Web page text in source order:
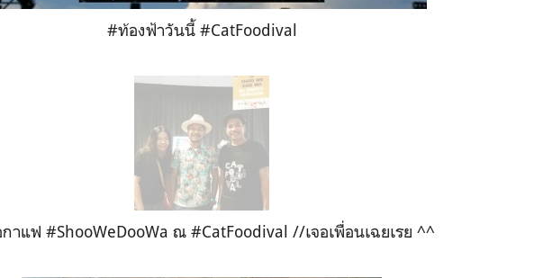
#ท้องฟ้าวันนี้ #CatFoodival
าแฟ #ShooWeDooWa ณ #CatFoodival //เจอเพื่อนเฉยเรย ^^